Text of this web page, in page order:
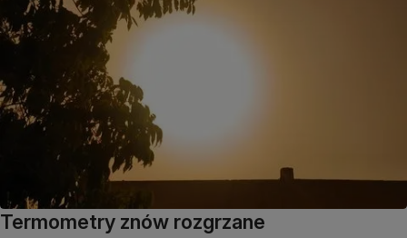
Termometry znów rozgrzane